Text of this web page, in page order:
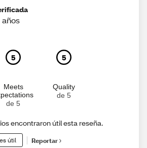
años
5
Meets
de 5
5
Quality
de 5
encontraron útil esta reseña.
útil Reportar